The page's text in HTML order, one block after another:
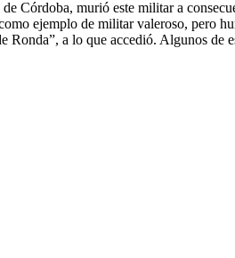
Córdoba, murió este militar a
ejemplo de militar valeroso, pero
a lo que accedió. Algunos de